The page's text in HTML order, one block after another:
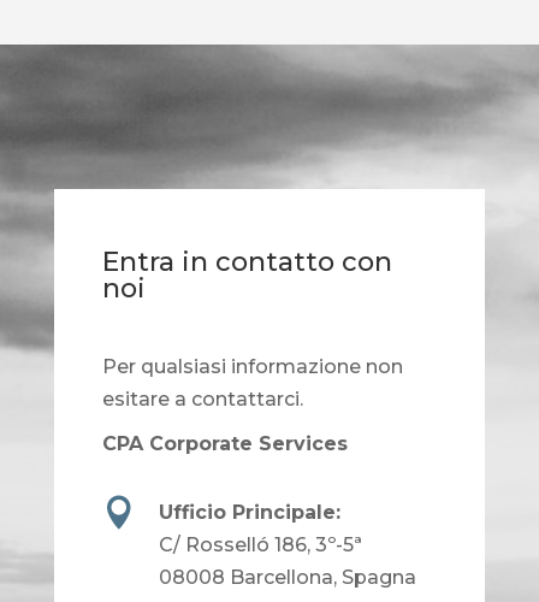
Entra in contatto con
noi
Per qualsiasi informazione non
esitare a contattarci.
CPA Corporate Services

Ufficio Principale:
C/ Rosselló 186, 3º-5ª
08008 Barcellona, Spagna